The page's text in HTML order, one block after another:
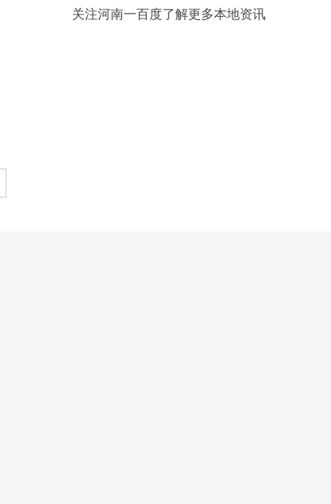
关注河南一百度了解更多本地资讯